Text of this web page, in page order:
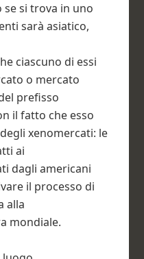
si trova in uno
sarà asiatico,
ciascuno di essi
o mercato
prefisso
il fatto che esso
xenomercati: le
ai
dagli americani
il processo di
alla
mondiale.